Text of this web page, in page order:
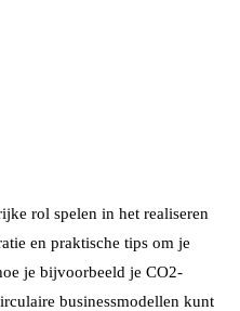
rol spelen in het realiseren
en praktische tips om je
je bijvoorbeeld je CO2-
businessmodellen kunt